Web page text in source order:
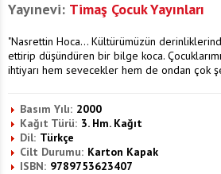
Yayınevi: Timaş Çocuk Yayınları
"Nasrettin Hoca... Kültürümüzün
ettirip düşündüren bir bilge koca.
ihtiyarı hem sevecekler hem de ondan çok
Basım Yılı: 2000
Kağıt Türü: 3. Hm. Kağıt
Dil: Türkçe
Cilt Durumu: Karton Kapak
ISBN: 9789753623407